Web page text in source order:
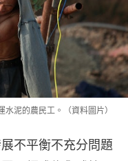
泥的農民工。（資料圖片）
不平衡不充分問題